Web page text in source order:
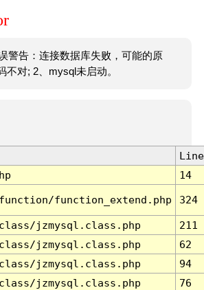
警告：连接数据库失败，可能的原
不对; 2、mysql未启动。
Line
14
function_extend.php 324
jzmysql.class.php
211
jzmysql.class.php
62
jzmysql.class.php
94
jzmysql.class.php 76